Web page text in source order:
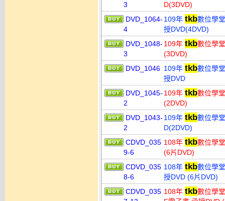
3
D(3DVD)
DVD_1064-
4
109年 tkb數位學
授DVD(4DVD)
DVD_1048-
3
109年 tkb數位學
(3DVD)
DVD_1046 109年 tkb數位學
授DVD
DVD_1045-
2
109年 tkb數位學
(2DVD)
DVD_1043-
2
109年 tkb數位學
D(2DVD)
CDVD_035
9-6
108年 tkb數位學
(6片DVD)
CDVD_035
8-6
108年 tkb數位學
授DVD (6片DVD)
CDVD_035 108年 tkb數位學